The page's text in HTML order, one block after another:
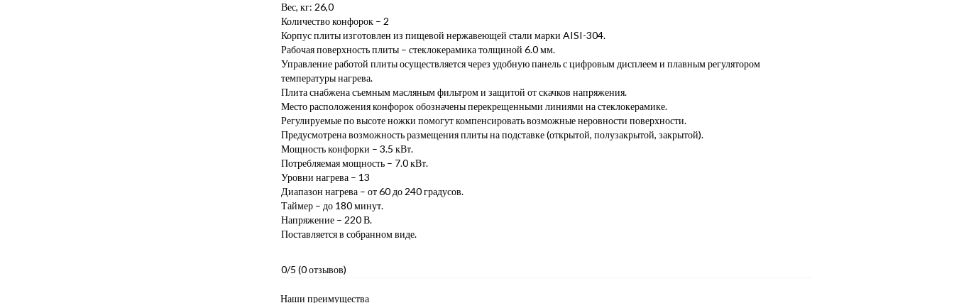
Вес, кг: 26,0
Количество конфорок – 2
Корпус плиты изготовлен из пищевой нержавеющей стали марки AISI-304.
Рабочая поверхность плиты – стеклокерамика толщиной 6.0 мм.
Управление работой плиты осуществляется через удобную панель с цифровым дисплеем и плавным регулятором
температуры нагрева.
Плита снабжена съемным масляным фильтром и защитой от скачков напряжения.
Место расположения конфорок обозначены перекрещенными линиями на стеклокерамике.
Регулируемые по высоте ножки помогут компенсировать возможные неровности поверхности.
Предусмотрена возможность размещения плиты на подставке (открытой, полузакрытой, закрытой).
Мощность конфорки – 3.5 кВт.
Потребляемая мощность – 7.0 кВт.
Уровни нагрева – 13
Диапазон нагрева – от 60 до 240 градусов.
Таймер – до 180 минут.
Напряжение – 220 В.
Поставляется в собранном виде.
0/5 (0 отзывов)
Наши преимущества